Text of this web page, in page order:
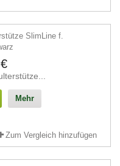
Mehr
Zum Vergleich hinzufügen